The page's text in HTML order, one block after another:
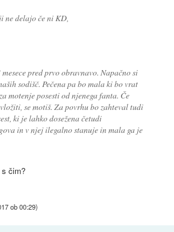
ne delajo če ni KD,
pred prvo obravnavo. Napačno si
sodišč. Pečena pa bo mala ki bo vrat
motenje posesti od njenega fanta. Če
se motiš. Za povrhu bo zahteval tudi
ki je lahko dosežena četudi
in v njej ilegalno stanuje in mala ga je
čim?
ob 00:29)